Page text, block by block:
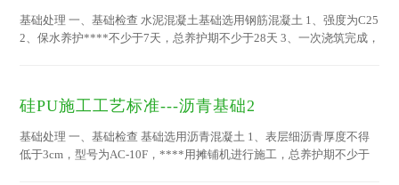
不牢之处，经冬夏热胀冷...
基础处理 一、基础检查 水泥混凝土基础选用钢筋混凝土 1、强度为C25
2、保水养护****不少于7天，总养护期不少于28天 3、一次浇筑完成，
横向坡度应在左右方向上向内道小于10‰；跑道的纵轴线应为南北朝
6、...
硅PU施工工艺标准---沥青基础2
基础处理 一、基础检查 基础选用沥青混凝土 1、表层细沥青厚度不得
低于3cm，型号为AC-10F，****用摊铺机进行施工，总养护期不少于